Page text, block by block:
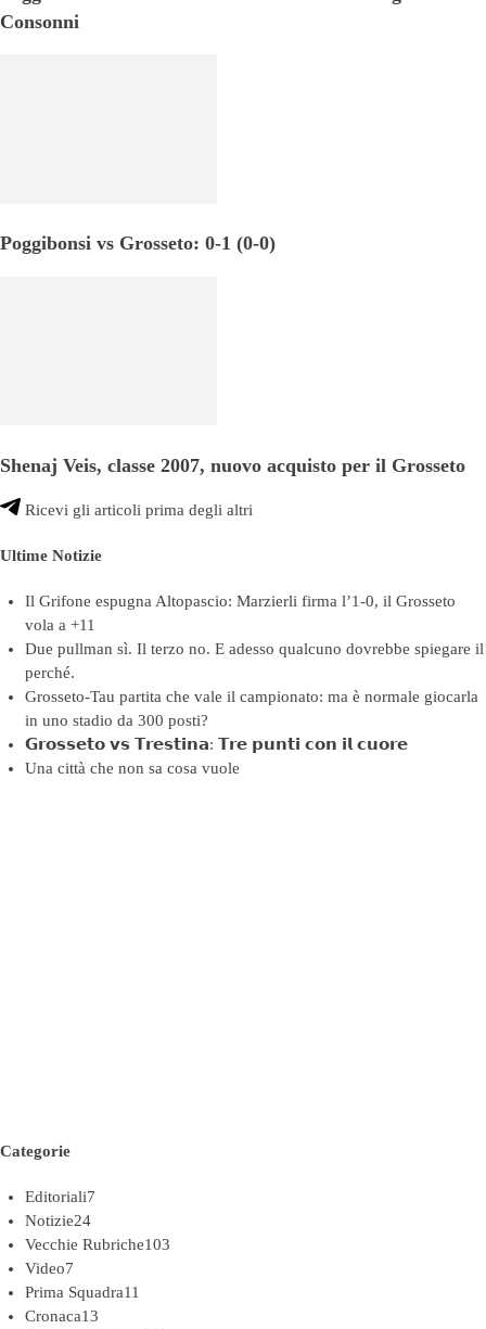
Consonni
Poggibonsi vs Grosseto: 0-1 (0-0)
Shenaj Veis, classe 2007, nuovo acquisto per il Grosseto
Ricevi gli articoli prima degli altri
Ultime Notizie
Il Grifone espugna Altopascio: Marzierli firma l’1-0, il Grosseto
vola a +11
Due pullman sì. Il terzo no. E adesso qualcuno dovrebbe spiegare il
perché.
Grosseto-Tau partita che vale il campionato: ma è normale giocarla
in uno stadio da 300 posti?
𝗚𝗿𝗼𝘀𝘀𝗲𝘁𝗼 𝘃𝘀 𝗧𝗿𝗲𝘀𝘁𝗶𝗻𝗮: 𝗧𝗿𝗲 𝗽𝘂𝗻𝘁𝗶 𝗰𝗼𝗻 𝗶𝗹 𝗰𝘂𝗼𝗿𝗲
Una città che non sa cosa vuole
Categorie
Editoriali7
Notizie24
Vecchie Rubriche103
Video7
Prima Squadra11
Cronaca13